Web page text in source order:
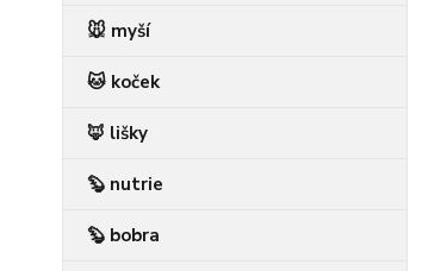
🐭 myší
🐱 koček
🦊 lišky
🦫 nutrie
🦫 bobra